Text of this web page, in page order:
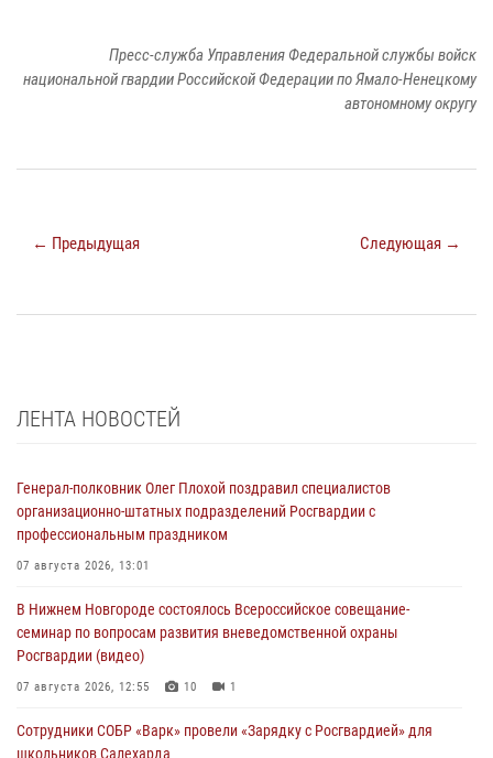
Пресс-служба Управления Федеральной службы войск
национальной гвардии Российской Федерации по Ямало-Ненецкому
автономному округу
← Предыдущая Следующая →
ЛЕНТА НОВОСТЕЙ
Генерал-полковник Олег Плохой поздравил специалистов
организационно-штатных подразделений Росгвардии с
профессиональным праздником
07 августа 2026, 13:01
В Нижнем Новгороде состоялось Всероссийское совещание-
семинар по вопросам развития вневедомственной охраны
Росгвардии (видео)
07 августа 2026, 12:55 10 1
Сотрудники СОБР «Варк» провели «Зарядку с Росгвардией» для
школьников Салехарда